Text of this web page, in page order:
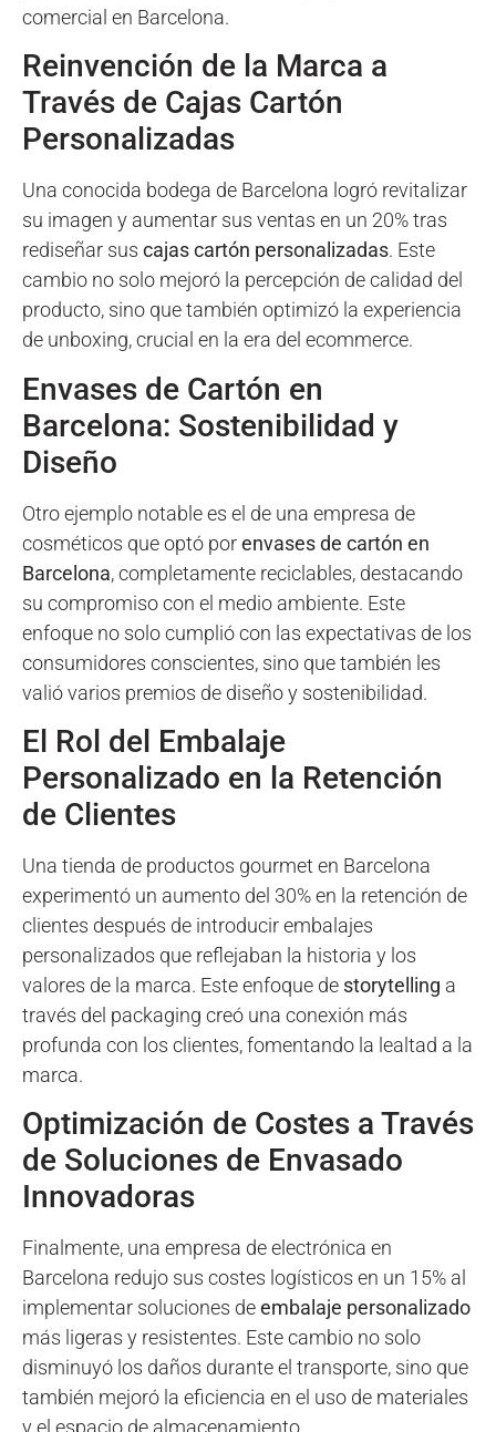
comercial en Barcelona.
Reinvención de la Marca a
Través de Cajas Cartón
Personalizadas
Una conocida bodega de Barcelona logró revitalizar
su imagen y aumentar sus ventas en un 20% tras
rediseñar sus cajas cartón personalizadas. Este
cambio no solo mejoró la percepción de calidad del
producto, sino que también optimizó la experiencia
de unboxing, crucial en la era del ecommerce.
Envases de Cartón en
Barcelona: Sostenibilidad y
Diseño
Otro ejemplo notable es el de una empresa de
cosméticos que optó porenvases de cartón en
Barcelona, completamente reciclables, destacando
su compromiso con el medio ambiente. Este
enfoque no solo cumplió con las expectativas de los
consumidores conscientes, sino que también les
valió varios premios de diseño y sostenibilidad.
El Rol del Embalaje
Personalizado en la Retención
de Clientes
Una tienda de productos gourmet en Barcelona
experimentó un aumento del 30% en la retención de
clientes después de introducir embalajes
personalizados que reflejaban la historia y los
valores de la marca. Este enfoque de storytelling a
través del packaging creó una conexión más
profunda con los clientes, fomentando la lealtad a la
marca.
Optimización de Costes a Través
de Soluciones de Envasado
Innovadoras
Finalmente, una empresa de electrónica en
Barcelona redujo sus costes logísticos en un 15% al
implementar soluciones deembalaje personalizado
más ligeras y resistentes. Este cambio no solo
disminuyó los daños durante el transporte, sino que
también mejoró la eficiencia en el uso de materiales